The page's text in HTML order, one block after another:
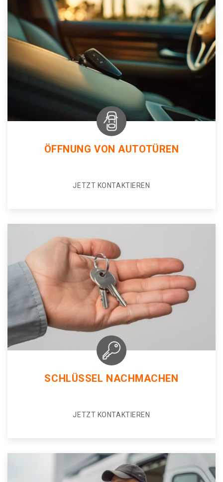
ÖFFNUNG VON AUTOTÜREN
JETZT KONTAKTIEREN
SCHLÜSSEL NACHMACHEN
JETZT KONTAKTIEREN